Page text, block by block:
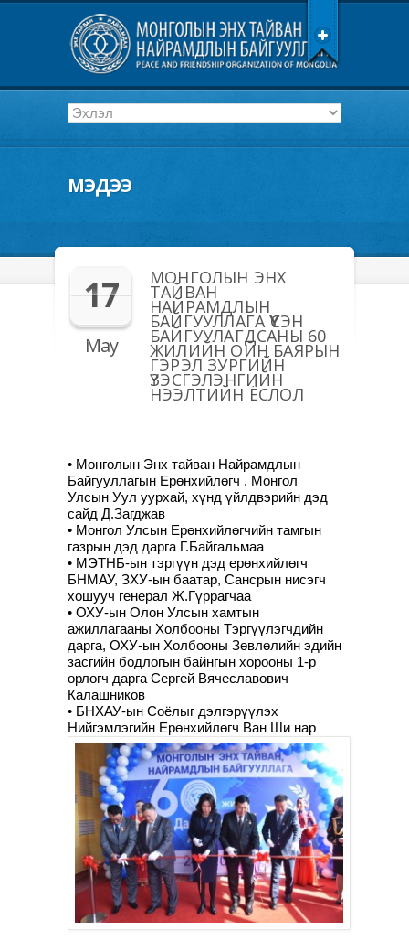
МЭДЭЭ
17
May
МОНГОЛЫН ЭНХ
ТАЙВАН
НАЙРАМДЛЫН
БАЙГУУЛЛАГА ҮҮСЭН
БАЙГУУЛАГДСАНЫ 60
ЖИЛИЙН ОЙН БАЯРЫН
ГЭРЭЛ ЗУРГИЙН
ҮЗЭСГЭЛЭНГИЙН
НЭЭЛТИЙН ЁСЛОЛ
• Монголын Энх тайван Найрамдлын
Байгууллагын Ерөнхийлөгч , Монгол
Улсын Уул уурхай, хүнд үйлдвэрийн дэд
сайд Д.Загджав
• Монгол Улсын Ерөнхийлөгчийн тамгын
газрын дэд дарга Г.Байгальмаа
• МЭТНБ-ын тэргүүн дэд ерөнхийлөгч
БНМАУ, ЗХУ-ын баатар, Сансрын нисэгч
хошууч генерал Ж.Гүррагчаа
• ОХУ-ын Олон Улсын хамтын
ажиллагааны Холбооны Тэргүүлэгчдийн
дарга, ОХУ-ын Холбооны Зөвлөлийн эдийн
засгийн бодлогын байнгын хорооны 1-р
орлогч дарга Сергей Вячеславович
Калашников
• БНХАУ-ын Соёлыг дэлгэрүүлэх
Нийгэмлэгийн Ерөнхийлөгч Ван Ши нар